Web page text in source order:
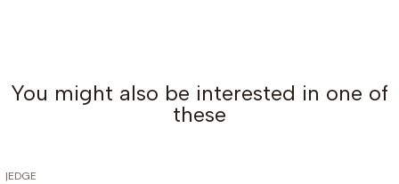
You might also be interested in one of
these
|EDGE